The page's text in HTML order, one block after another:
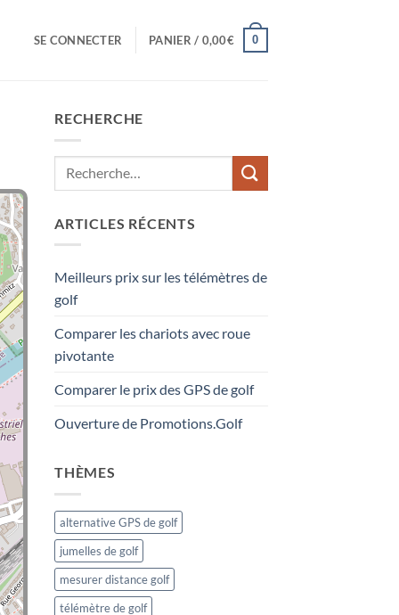
SE CONNECTER PANIER / 0,00€ 0
RECHERCHE
ARTICLES RÉCENTS
Meilleurs prix sur les télémètres de
golf
Comparer les chariots avec roue
pivotante
Comparer le prix des GPS de golf
Ouverture de Promotions.Golf
THÈMES
alternative GPS de golf
jumelles de golf
mesurer distance golf
télémètre de golf